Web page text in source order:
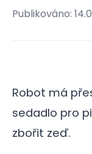
Publikováno:
Robot má
sedadlo pro
zbořit zeď.